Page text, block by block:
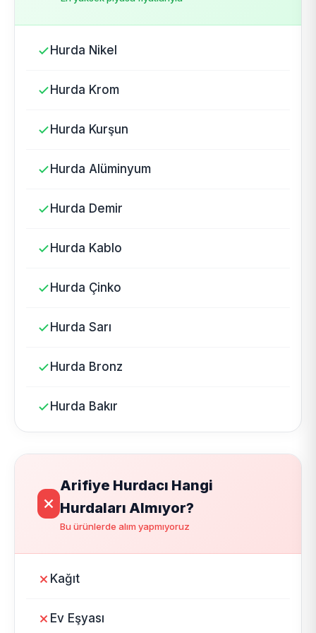
Hurda Nikel
Hurda Krom
Hurda Kurşun
Hurda Alüminyum
Hurda Demir
Hurda Kablo
Hurda Çinko
Hurda Sarı
Hurda Bronz
Hurda Bakır
Arifiye Hurdacı Hangi
Hurdaları Almıyor?
Bu ürünlerde alım yapmıyoruz
Kağıt
Ev Eşyası